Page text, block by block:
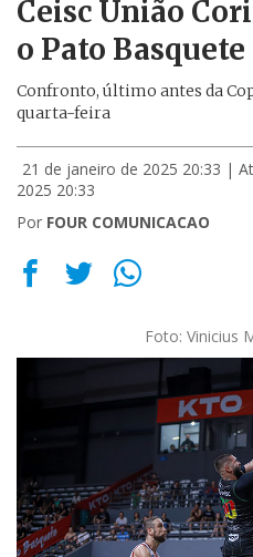
Ceisc União
o Pato
Confronto, último antes da
quarta-feira
21 de janeiro de 2025 20:33 |
2025 20:33
Por FOUR COMUNICACAO
Foto: Vinicius